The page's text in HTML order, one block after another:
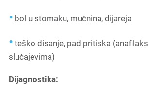
bol u stomaku, mučnina, dijareja
teško disanje, pad pritiska
slučajevima)
Dijagnostika: